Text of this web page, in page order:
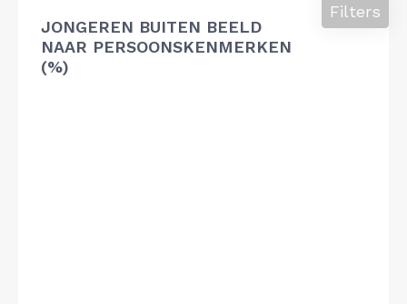
JONGEREN BUITEN BEELD
NAAR PERSOONSKENMERKEN
(%)
Filters